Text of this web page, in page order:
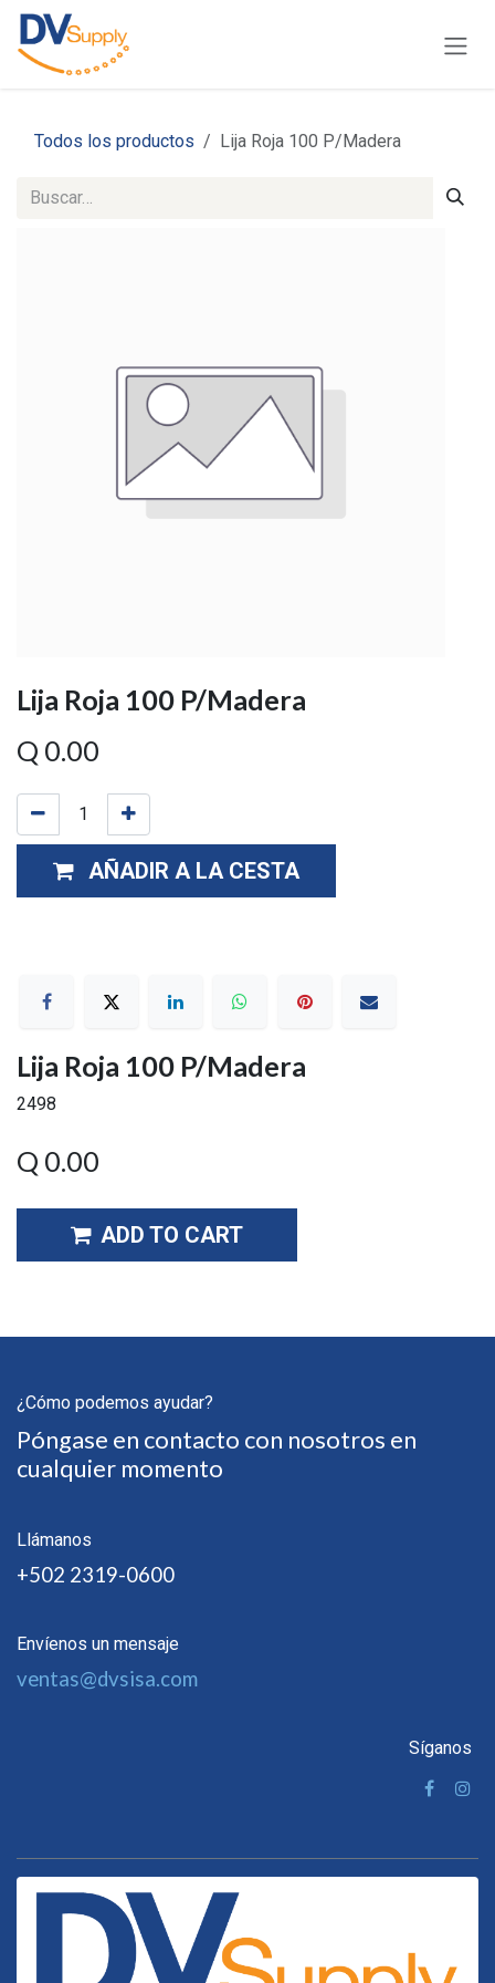
Ir al contenido
Todos los productos Lija Roja 100 P/Madera
Lija Roja 100 P/Madera
Q 0.00
AÑADIR A LA CESTA
Lija Roja 100 P/Madera
2498
Q 0.00
ADD TO CART
¿Cómo podemos ayudar?
Póngase en contacto con nosotros en
cualquier momento
Llámanos
+502 2319-0600
Envíenos un mensaje
ventas@dvsisa.com
Síganos